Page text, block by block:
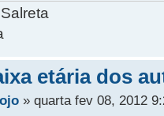
etária dos
» quarta fev 08, 2012